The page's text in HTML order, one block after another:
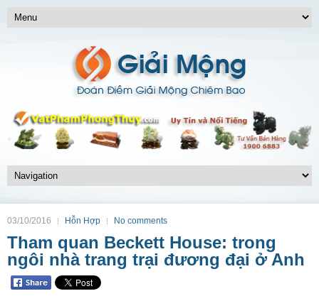
03/10/2016 Hỗn Hợp No comments
Tham quan Beckett House: trong
ngôi nhà trang trại đương đại ở Anh